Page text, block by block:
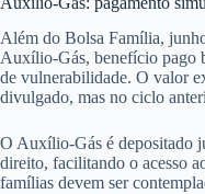
Além do Bolsa Família,
Auxílio-Gás, benefício pago
de vulnerabilidade. O valor
divulgado, mas no ciclo
O Auxílio-Gás é depositado
direito, facilitando o acesso
famílias devem ser